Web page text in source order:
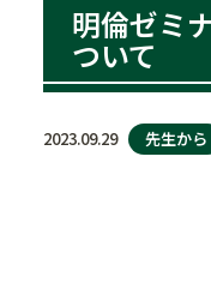
明倫ゼミ
ついて
2023.09.29 先生から